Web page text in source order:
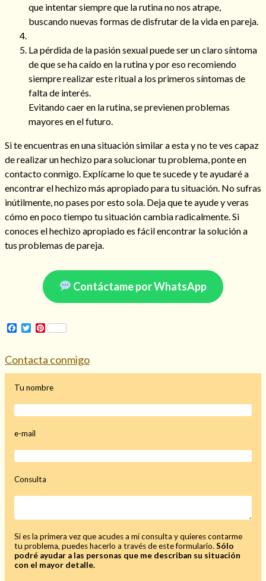
Consulta de tarot online
Hechizo de alejamiento
Tu consulta al tarot
(145)
Cartomancia
Endulzamiento(112)
Oraciones(3)
Mi Blog
¿Qué es el tarot?
que intentar siempre que la rutina no nos atrape,
buscando nuevas formas de disfrutar de la vida en pareja.
La pérdida de la pasión sexual puede ser un claro síntoma
de que se ha caído en la rutina y por eso recomiendo
siempre realizar este ritual a los primeros síntomas de
falta de interés.
Evitando caer en la rutina, se previenen problemas
mayores en el futuro.
Si te encuentras en una situación similar a esta y no te ves capaz
de realizar un hechizo para solucionar tu problema, ponte en
contacto conmigo. Explícame lo que te sucede y te ayudaré a
encontrar el hechizo más apropiado para tu situación. No sufras
inútilmente, no pases por esto sola. Deja que te ayude y veras
cómo en poco tiempo tu situación cambia radicalmente. Si
conoces el hechizo apropiado es fácil encontrar la solución a
tus problemas de pareja.
Contáctame por WhatsApp
Facebook
TwitterPinterest
Contacta conmigo
Tu nombre
e-mail
Consulta
Si es la primera vez que acudes a mi consulta y quieres contarme
tu problema, puedes hacerlo a través de este formulario.Sólo
podré ayudar a las personas que me describan su situación
con el mayor detalle.